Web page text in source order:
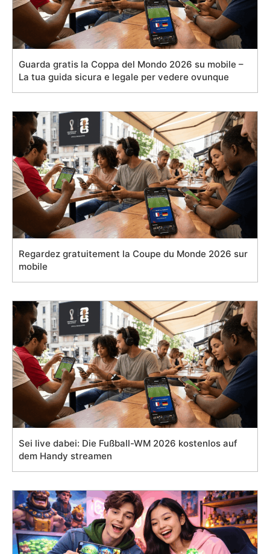
Guarda gratis la Coppa del Mondo 2026 su mobile –
La tua guida sicura e legale per vedere ovunque
Regardez gratuitement la Coupe du Monde 2026 sur
mobile
Sei live dabei: Die Fußball-WM 2026 kostenlos auf
dem Handy streamen